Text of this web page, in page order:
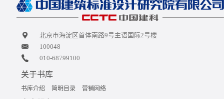
北京市海淀区首体南路9号主语国际2号楼
100048
010-68799100
关于书库
书库介绍 简明目录 营销网络